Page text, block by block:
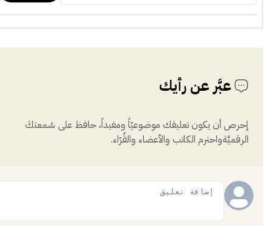
عبَّر عن رأيك
إحرص أن يكون تعليقك موضوعيّاً ومفيداً، حافظ على سُمعتكَ
الرقميَّةواحترم الكاتب والأعضاء والقُرّاء.